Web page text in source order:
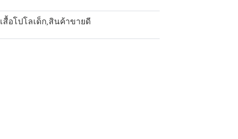
เสื้อโปโลเด็ก,สินค้าขายดี